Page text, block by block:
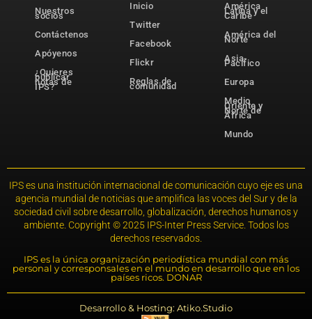
Nuestros
socios
Contáctenos
Apóyenos
¿Quieres
publicar
notas de
IPS?
Inicio
Twitter
Facebook
Flickr
Reglas de
comunidad
América
Latina y el
Caribe
América del
Norte
Asia-
Pacífico
Europa
Medio
Oriente y
Norte de
África
Mundo
IPS es una institución internacional de comunicación cuyo eje es una
agencia mundial de noticias que amplifica las voces del Sur y de la
sociedad civil sobre desarrollo, globalización, derechos humanos y
ambiente. Copyright © 2025 IPS-Inter Press Service. Todos los
derechos reservados.
IPS es la única organización periodística mundial con más
personal y corresponsales en el mundo en desarrollo que en los
países ricos. DONAR
Desarrollo & Hosting: Atiko.Studio